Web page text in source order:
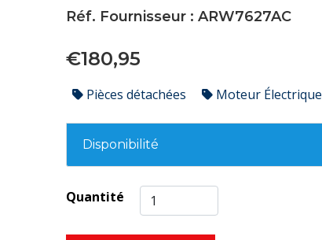
Réf. Fournisseur : ARW7627AC
€180,95
Pièces détachées Moteur Électrique
Disponibilité
Quantité